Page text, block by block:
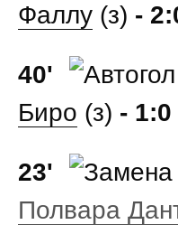
Фаллу (з) -
40'
Биро (з) -
23'
Полвара